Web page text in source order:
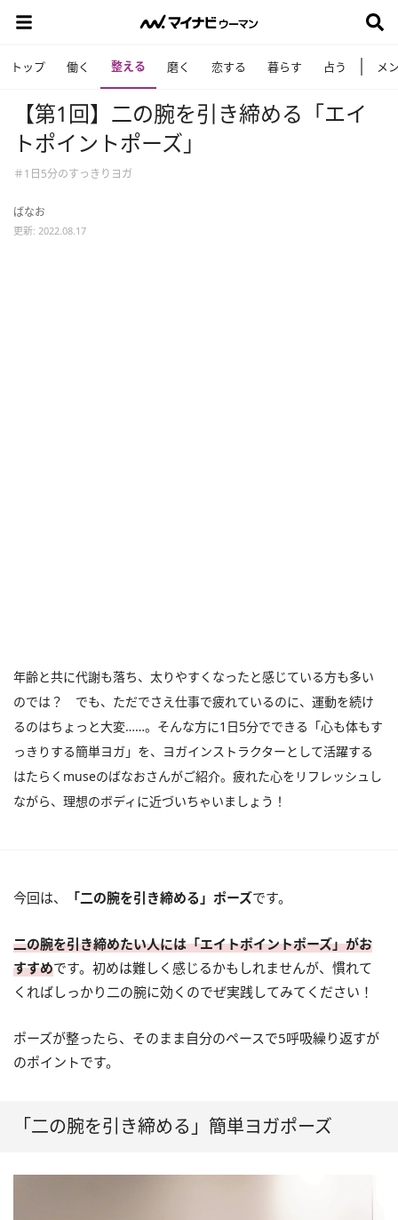
トップ 働く 整える 磨く 恋する 暮らす 占う メ
【第1回】二の腕を引き締める「エイ
トポイントポーズ」
＃1日5分のすっきりヨガ
ばなお
更新: 2022.08.17
年齢と共に代謝も落ち、太りやすくなったと感じている方も多い
のでは？ でも、ただでさえ仕事で疲れているのに、運動を続け
るのはちょっと大変……。そんな方に1日5分でできる「心も体もす
っきりする簡単ヨガ」を、ヨガインストラクターとして活躍する
はたらくmuseのばなおさんがご紹介。疲れた心をリフレッシュし
ながら、理想のボディに近づいちゃいましょう！
今回は、 「二の腕を引き締める」ポーズです。
二の腕を引き締めたい人には「エイトポイントポーズ」がお
すすめです。初めは難しく感じるかもしれませんが、慣れて
くればしっかり二の腕に効くのでぜ実践してみてください！
ポーズが整ったら、そのまま自分のペースで5呼吸繰り返すが
のポイントです。
「二の腕を引き締める」簡単ヨガポーズ